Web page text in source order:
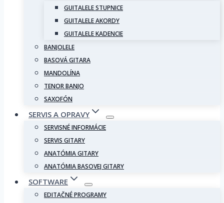
GUITALELE STUPNICE
GUITALELE AKORDY
GUITALELE KADENCIE
BANJOLELE
BASOVÁ GITARA
MANDOLÍNA
TENOR BANJO
SAXOFÓN
SERVIS A OPRAVY
SERVISNÉ INFORMÁCIE
SERVIS GITARY
ANATÓMIA GITARY
ANATÓMIA BASOVEJ GITARY
SOFTWARE
EDITAČNÉ PROGRAMY